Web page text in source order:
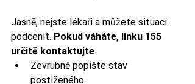
Jasně, nejste lékaři a můžete situaci
podcenit. Pokud váháte, linku 155
určitě kontaktujte.
Zevrubně popište stav
postiženého.